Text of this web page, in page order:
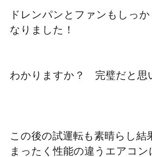
ドレンパンとファンもしっ
なりました！
わかりますか？ 完璧だと思
この後の試運転も素晴らし結
まったく性能の違うエアコン